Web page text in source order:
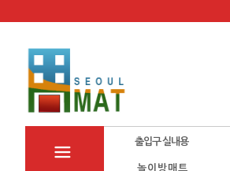
출입구 실내용
놀 이 방 매 트